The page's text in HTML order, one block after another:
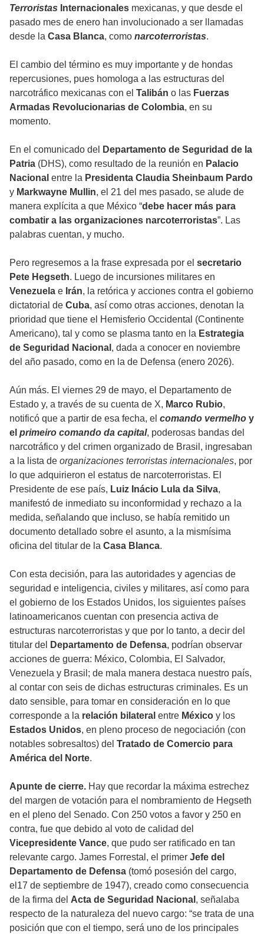
Terroristas Internacionales mexicanas, y que desde el
pasado mes de enero han involucionado a ser llamadas
desde la Casa Blanca, como narcoterroristas.
El cambio del término es muy importante y de hondas
repercusiones, pues homologa a las estructuras del
narcotráfico mexicanas con el Talibán o las Fuerzas
Armadas Revolucionarias de Colombia, en su
momento.
En el comunicado del
Departamento de Seguridad de la
Patria (DHS), como resultado de la reunión en Palacio
Nacional entre la Presidenta Claudia Sheinbaum Pardo
y Markwayne Mullin, el 21 del mes pasado, se alude de
manera explícita a que México “debe hacer más para
combatir a las organizaciones narcoterroristas”. Las
palabras cuentan, y mucho.
Pero regresemos a la frase expresada por el secretario
Pete Hegseth. Luego de incursiones militares en
Venezuela e Irán, la retórica y acciones contra el gobierno
dictatorial de Cuba, así como otras acciones, denotan la
prioridad que tiene el Hemisferio Occidental (Continente
Americano), tal y como se plasma tanto en la Estrategia
de Seguridad Nacional , dada a conocer en noviembre
del año pasado, como en la de Defensa (enero 2026).
Aún más. El viernes 29 de mayo, el Departamento de
Estado y, a través de su cuenta de X, Marco Rubio,
notificó que a partir de esa fecha, el comando vermelho y
el primeiro comando da capital, poderosas bandas del
narcotráfico y del crimen organizado de Brasil, ingresaban
a la lista de organizaciones terroristas internacionales, por
lo que adquirieron el estatus de narcoterroristas. El
Presidente de ese país, Luiz Inácio Lula da Silva,
manifestó de inmediato su inconformidad y rechazo a la
medida, señalando que incluso, se había remitido un
documento detallado sobre el asunto, a la mismísima
oficina del titular de la Casa Blanca.
Con esta decisión, para las autoridades y agencias de
seguridad e inteligencia, civiles y militares, así como para
el gobierno de los Estados Unidos, los siguientes países
latinoamericanos cuentan con presencia activa de
estructuras narcoterroristas y que por lo tanto, a decir del
titular del
Departamento de Defensa, podrían observar
acciones de guerra: México, Colombia, El Salvador,
Venezuela y Brasil; de mala manera destaca nuestro país,
al contar con seis de dichas estructuras criminales. Es un
dato sensible, para tomar en consideración en lo que
corresponde a la relación bilateral entre México y los
Estados Unidos, en pleno proceso de negociación (con
notables sobresaltos) del Tratado de Comercio para
América del Norte.
Apunte de cierre. Hay que recordar la máxima estrechez
del margen de votación para el nombramiento de Hegseth
en el pleno del Senado. Con 250 votos a favor y 250 en
contra, fue que debido al voto de calidad del
Vicepresidente Vance, que pudo ser ratificado en tan
relevante cargo. James Forrestal, el primer Jefe del
Departamento de Defensa (tomó posesión del cargo,
el17 de septiembre de 1947), creado como consecuencia
de la firma del Acta de Seguridad Nacional , señalaba
respecto de la naturaleza del nuevo cargo: “se trata de una
posición que con el tiempo, será uno de los principales